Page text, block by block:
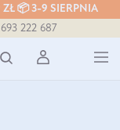
📦 3-9 SIERPNIA
693 222 687